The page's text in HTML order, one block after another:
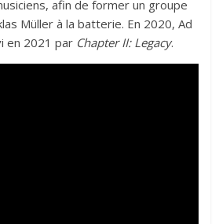
afin de former un groupe
Müller à la batterie. En 2020, Ad
en 2021 par Chapter II: Legacy.